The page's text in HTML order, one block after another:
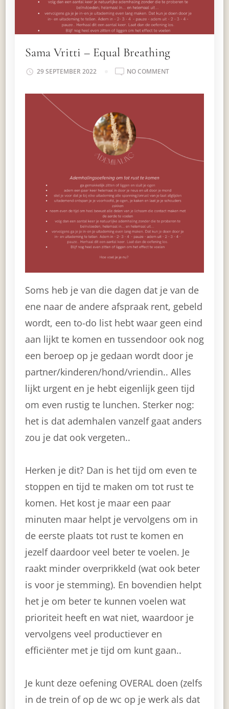
Sama Vritti – Equal Breathing
29 SEPTEMBER 2022 NO COMMENTON
VRITTI
Soms heb je van die dagen dat je van de
ene naar de andere afspraak rent, gebeld
wordt, een to-do list hebt waar geen eind
aan lijkt te komen en tussendoor ook nog
een beroep op je gedaan wordt door je
partner/kinderen/hond/vriendin.. Alles
lijkt urgent en je hebt eigenlijk geen tijd
om even rustig te lunchen. Sterker nog:
het is dat ademhalen vanzelf gaat anders
zou je dat ook vergeten..
Herken je dit? Dan is het tijd om even te
stoppen en tijd te maken om tot rust te
komen. Het kost je maar een paar
minuten maar helpt je vervolgens om in
de eerste plaats tot rust te komen en
jezelf daardoor veel beter te voelen. Je
raakt minder overprikkeld (wat ook beter
is voor je stemming). En bovendien helpt
het je om beter te kunnen voelen wat
prioriteit heeft en wat niet, waardoor je
vervolgens veel productiever en
efficiënter met je tijd om kunt gaan..
Je kunt deze oefening OVERAL doen (zelfs
in de trein of op de wc op je werk als dat